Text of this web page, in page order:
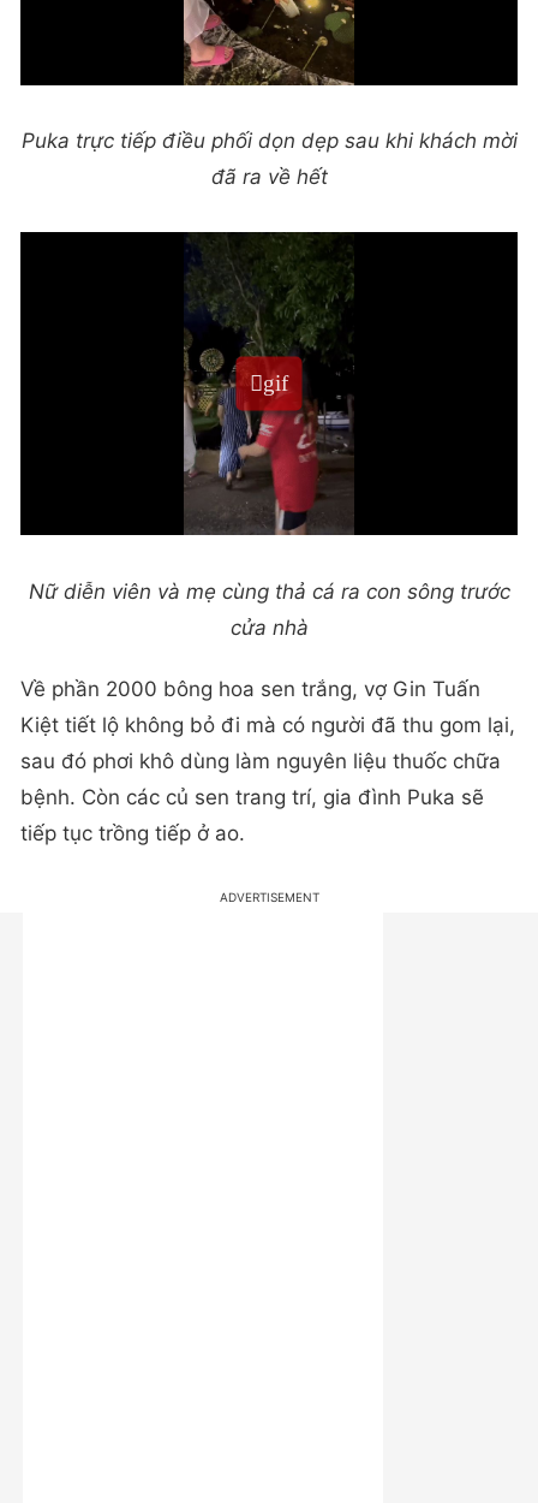
Puka trực tiếp điều phối dọn dẹp sau khi khách mời
đã ra về hết
Nữ diễn viên và mẹ cùng thả cá ra con sông trước
cửa nhà
Về phần 2000 bông hoa sen trắng, vợ Gin Tuấn
Kiệt tiết lộ không bỏ đi mà có người đã thu gom lại,
sau đó phơi khô dùng làm nguyên liệu thuốc chữa
bệnh. Còn các củ sen trang trí, gia đình Puka sẽ
tiếp tục trồng tiếp ở ao.